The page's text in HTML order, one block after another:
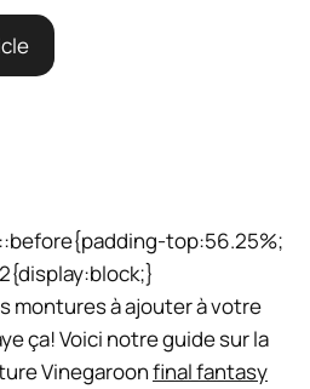
top:56.25%;
montures à ajouter à votre
ça! Voici notre guide sur la
Vinegaroonfinal fantasy